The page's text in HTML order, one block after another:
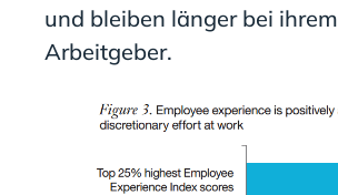
und bleiben länger bei ihrem
Arbeitgeber.